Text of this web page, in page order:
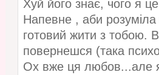
Хуй його знає, чого я
Напевне , аби розуміла
готовий жити з тобою.
повернешся (така
Ох вже ця